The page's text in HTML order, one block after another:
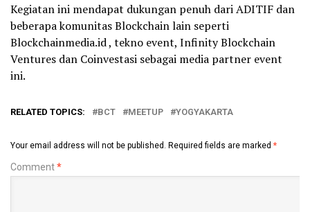
Kegiatan ini mendapat dukungan penuh dari ADITIF dan
beberapa komunitas Blockchain lain seperti
Blockchainmedia.id , tekno event, Infinity Blockchain
Ventures dan Coinvestasi sebagai media partner event
ini.
RELATED TOPICS: BCT MEETUP YOGYAKARTA
Your email address will not be published. Required fields are marked *
Comment*